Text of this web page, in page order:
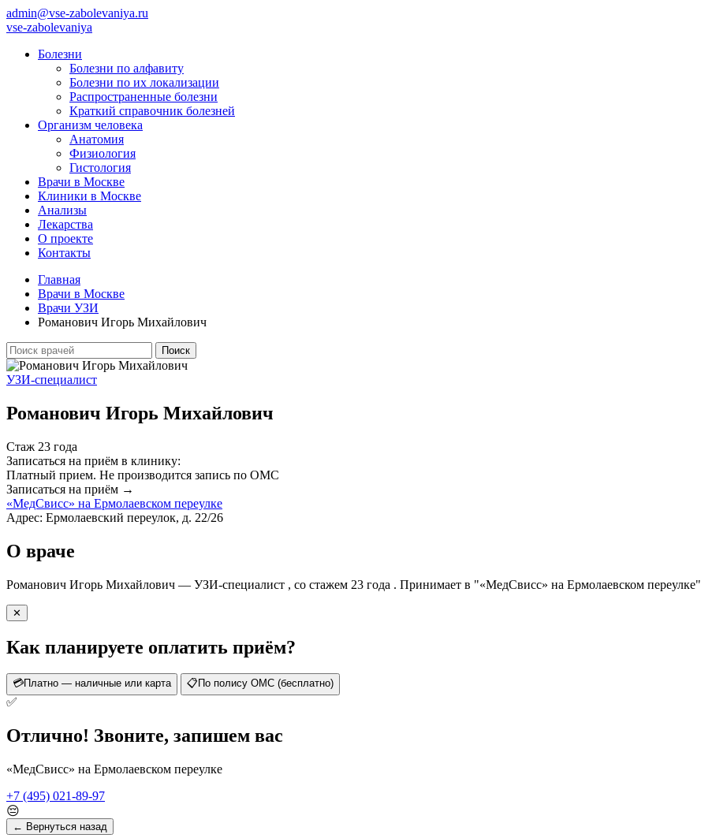
admin@vse-zabolevaniya.ru
vse-zabolevaniya
Болезни
Болезни по алфавиту
Болезни по их локализации
Распространенные болезни
Краткий справочник болезней
Организм человека
Анатомия
Физиология
Гистология
Врачи в Москве
Клиники в Москве
Анализы
Лекарства
О проекте
Контакты
Главная
Врачи в Москве
Врачи УЗИ
Романович Игорь Михайлович
УЗИ-специалист
Романович Игорь Михайлович
Стаж 23 года
Записаться на приём в клинику:
Платный прием. Не производится запись по ОМС
Записаться на приём →
«МедСвисс» на Ермолаевском переулке
Адрес: Ермолаевский переулок, д. 22/26
О враче
Романович Игорь Михайлович — УЗИ-специалист , со стажем 23 года . Принимает в "«МедСвисс» на Ермолаевском переулке"
✕
Как планируете оплатить приём?
💳Платно — наличные или карта 📋 По полису ОМС (бесплатно)
✅
Отлично! Звоните, запишем вас
«МедСвисс» на Ермолаевском переулке
+7 (495) 021-89-97
😔
← Вернуться назад